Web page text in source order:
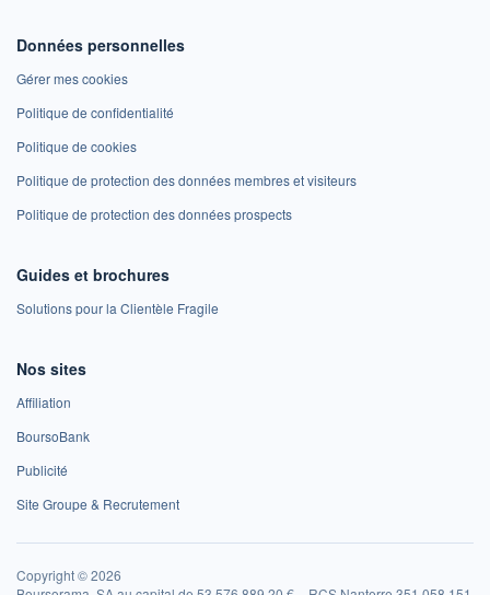
Données personnelles
Gérer mes cookies
Politique de confidentialité
Politique de cookies
Politique de protection des données membres et visiteurs
Politique de protection des données prospects
Guides et brochures
Solutions pour la Clientèle Fragile
Nos sites
Affiliation
BoursoBank
Publicité
Site Groupe & Recrutement
Copyright © 2026